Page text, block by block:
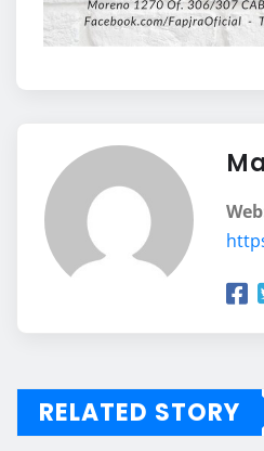
RELATED STORY